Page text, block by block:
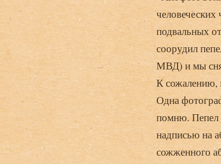
подвальных
соорудил
МВД) и мы
К сожалению,
Одна
помню. Пепел
надписью на
сожженного